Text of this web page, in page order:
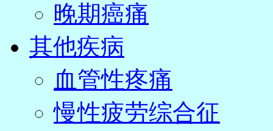
晚期癌痛
其他疾病
血管性疼痛
慢性疲劳综合征